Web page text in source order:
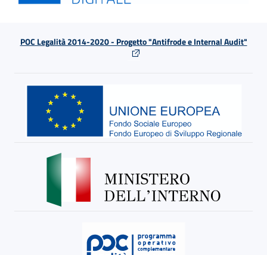
POC Legalità 2014-2020 - Progetto "Antifrode e Internal Audit"